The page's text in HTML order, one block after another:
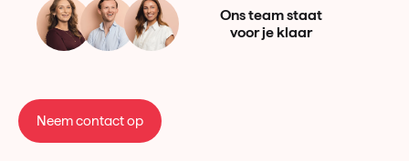
Ons team staat
voor je klaar
Neem contact op